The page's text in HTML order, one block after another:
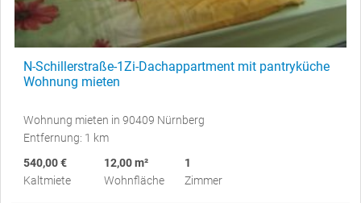
N-Schillerstraße-1Zi-Dachappartment mit pantryküche
Wohnung mieten
Wohnung mieten in 90409 Nürnberg
Entfernung: 1 km
540,00 €
Kaltmiete
12,00 m²
Wohnfläche
1
Zimmer